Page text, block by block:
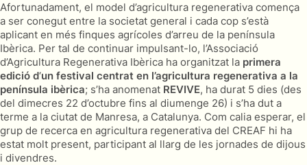
Afortunadament, el model d’agricultura regenerativa comença
a ser conegut entre la societat general i cada cop s’està
aplicant en més finques agrícoles d’arreu de la península
Ibèrica. Per tal de continuar impulsant-lo, l’Associació
d’Agricultura Regenerativa Ibèrica ha organitzat la primera
edició d‘un festival centrat en l’agricultura regenerativa a la
península ibèrica; s’ha anomenat REVIVE, ha durat 5 dies (des
del dimecres 22 d’octubre fins al diumenge 26) i s’ha dut a
terme a la ciutat de Manresa, a Catalunya. Com calia esperar, el
grup de recerca en agricultura regenerativa del CREAF hi ha
estat molt present, participant al llarg de les jornades de dijous
i divendres.